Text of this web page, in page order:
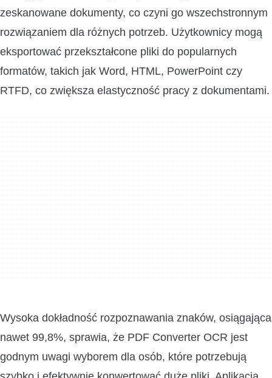
zeskanowane dokumenty, co czyni go wszechstronnym
rozwiązaniem dla różnych potrzeb. Użytkownicy mogą
eksportować przekształcone pliki do popularnych
formatów, takich jak Word, HTML, PowerPoint czy
RTFD, co zwiększa elastyczność pracy z dokumentami.
Wysoka dokładność rozpoznawania znaków, osiągająca
nawet 99,8%, sprawia, że PDF Converter OCR jest
godnym uwagi wyborem dla osób, które potrzebują